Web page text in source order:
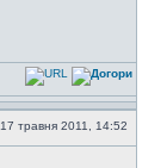
17 травня 2011, 14:52